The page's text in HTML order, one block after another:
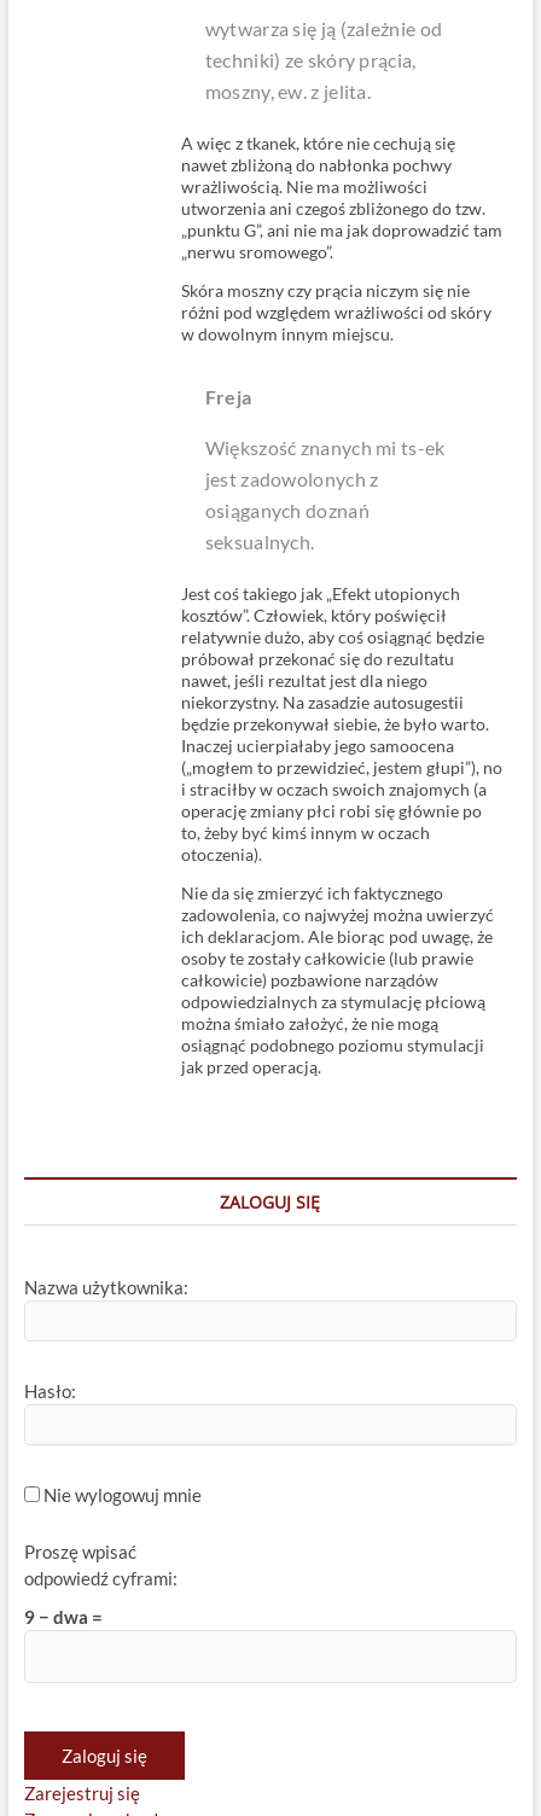
wytwarza się ją (zależnie od
techniki) ze skóry prącia,
moszny, ew. z jelita.
A więc z tkanek, które nie cechują się
nawet zbliżoną do nabłonka pochwy
wrażliwością. Nie ma możliwości
utworzenia ani czegoś zbliżonego do tzw.
„punktu G”, ani nie ma jak doprowadzić tam
„nerwu sromowego”.
Skóra moszny czy prącia niczym się nie
różni pod względem wrażliwości od skóry
w dowolnym innym miejscu.
Freja
Większość znanych mi ts-ek
jest zadowolonych z
osiąganych doznań
seksualnych.
Jest coś takiego jak „Efekt utopionych
kosztów”. Człowiek, który poświęcił
relatywnie dużo, aby coś osiągnąć będzie
próbował przekonać się do rezultatu
nawet, jeśli rezultat jest dla niego
niekorzystny. Na zasadzie autosugestii
będzie przekonywał siebie, że było warto.
Inaczej ucierpiałaby jego samoocena
(„mogłem to przewidzieć, jestem głupi”), no
i straciłby w oczach swoich znajomych (a
operację zmiany płci robi się głównie po
to, żeby być kimś innym w oczach
otoczenia).
Nie da się zmierzyć ich faktycznego
zadowolenia, co najwyżej można uwierzyć
ich deklaracjom. Ale biorąc pod uwagę, że
osoby te zostały całkowicie (lub prawie
całkowicie) pozbawione narządów
odpowiedzialnych za stymulację płciową
można śmiało założyć, że nie mogą
osiągnąć podobnego poziomu stymulacji
jak przed operacją.
ZALOGUJ SIĘ
Nazwa użytkownika:
Hasło:
Nie wylogowuj mnie
Proszę wpisać
odpowiedź cyframi:
9 − dwa =
Zaloguj się
Zarejestruj się